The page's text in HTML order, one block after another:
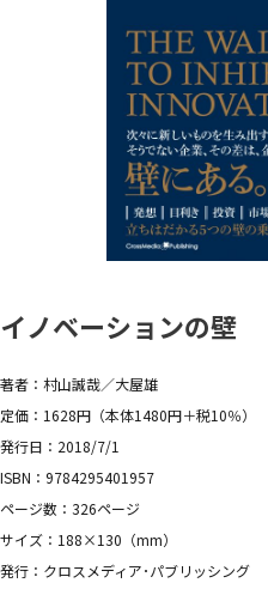
イノベーションの壁
著者：村山誠哉／大屋雄
定価：1628円（本体1480円＋税10％）
発行日：2018/7/1
ISBN：9784295401957
ページ数：326ページ
サイズ：188×130（mm）
発行：クロスメディア･パブリッシング